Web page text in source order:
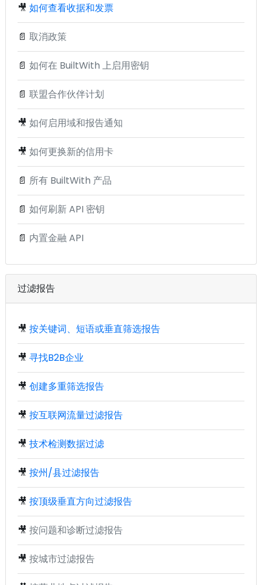
🎥 如何查看收据和发票
📄 取消政策
📄 如何在 BuiltWith 上启用密钥
📄 联盟合作伙伴计划
🎥 如何启用域和报告通知
🎥 如何更换新的信用卡
📄 所有 BuiltWith 产品
📄 如何刷新 API 密钥
📄 内置金融 API
过滤报告
🎥 按关键词、短语或垂直筛选报告
🎥 寻找B2B企业
🎥 创建多重筛选报告
🎥 按互联网流量过滤报告
🎥 技术检测数据过滤
🎥 按州/县过滤报告
🎥 按顶级垂直方向过滤报告
🎥 按问题和诊断过滤报告
🎥 按城市过滤报告